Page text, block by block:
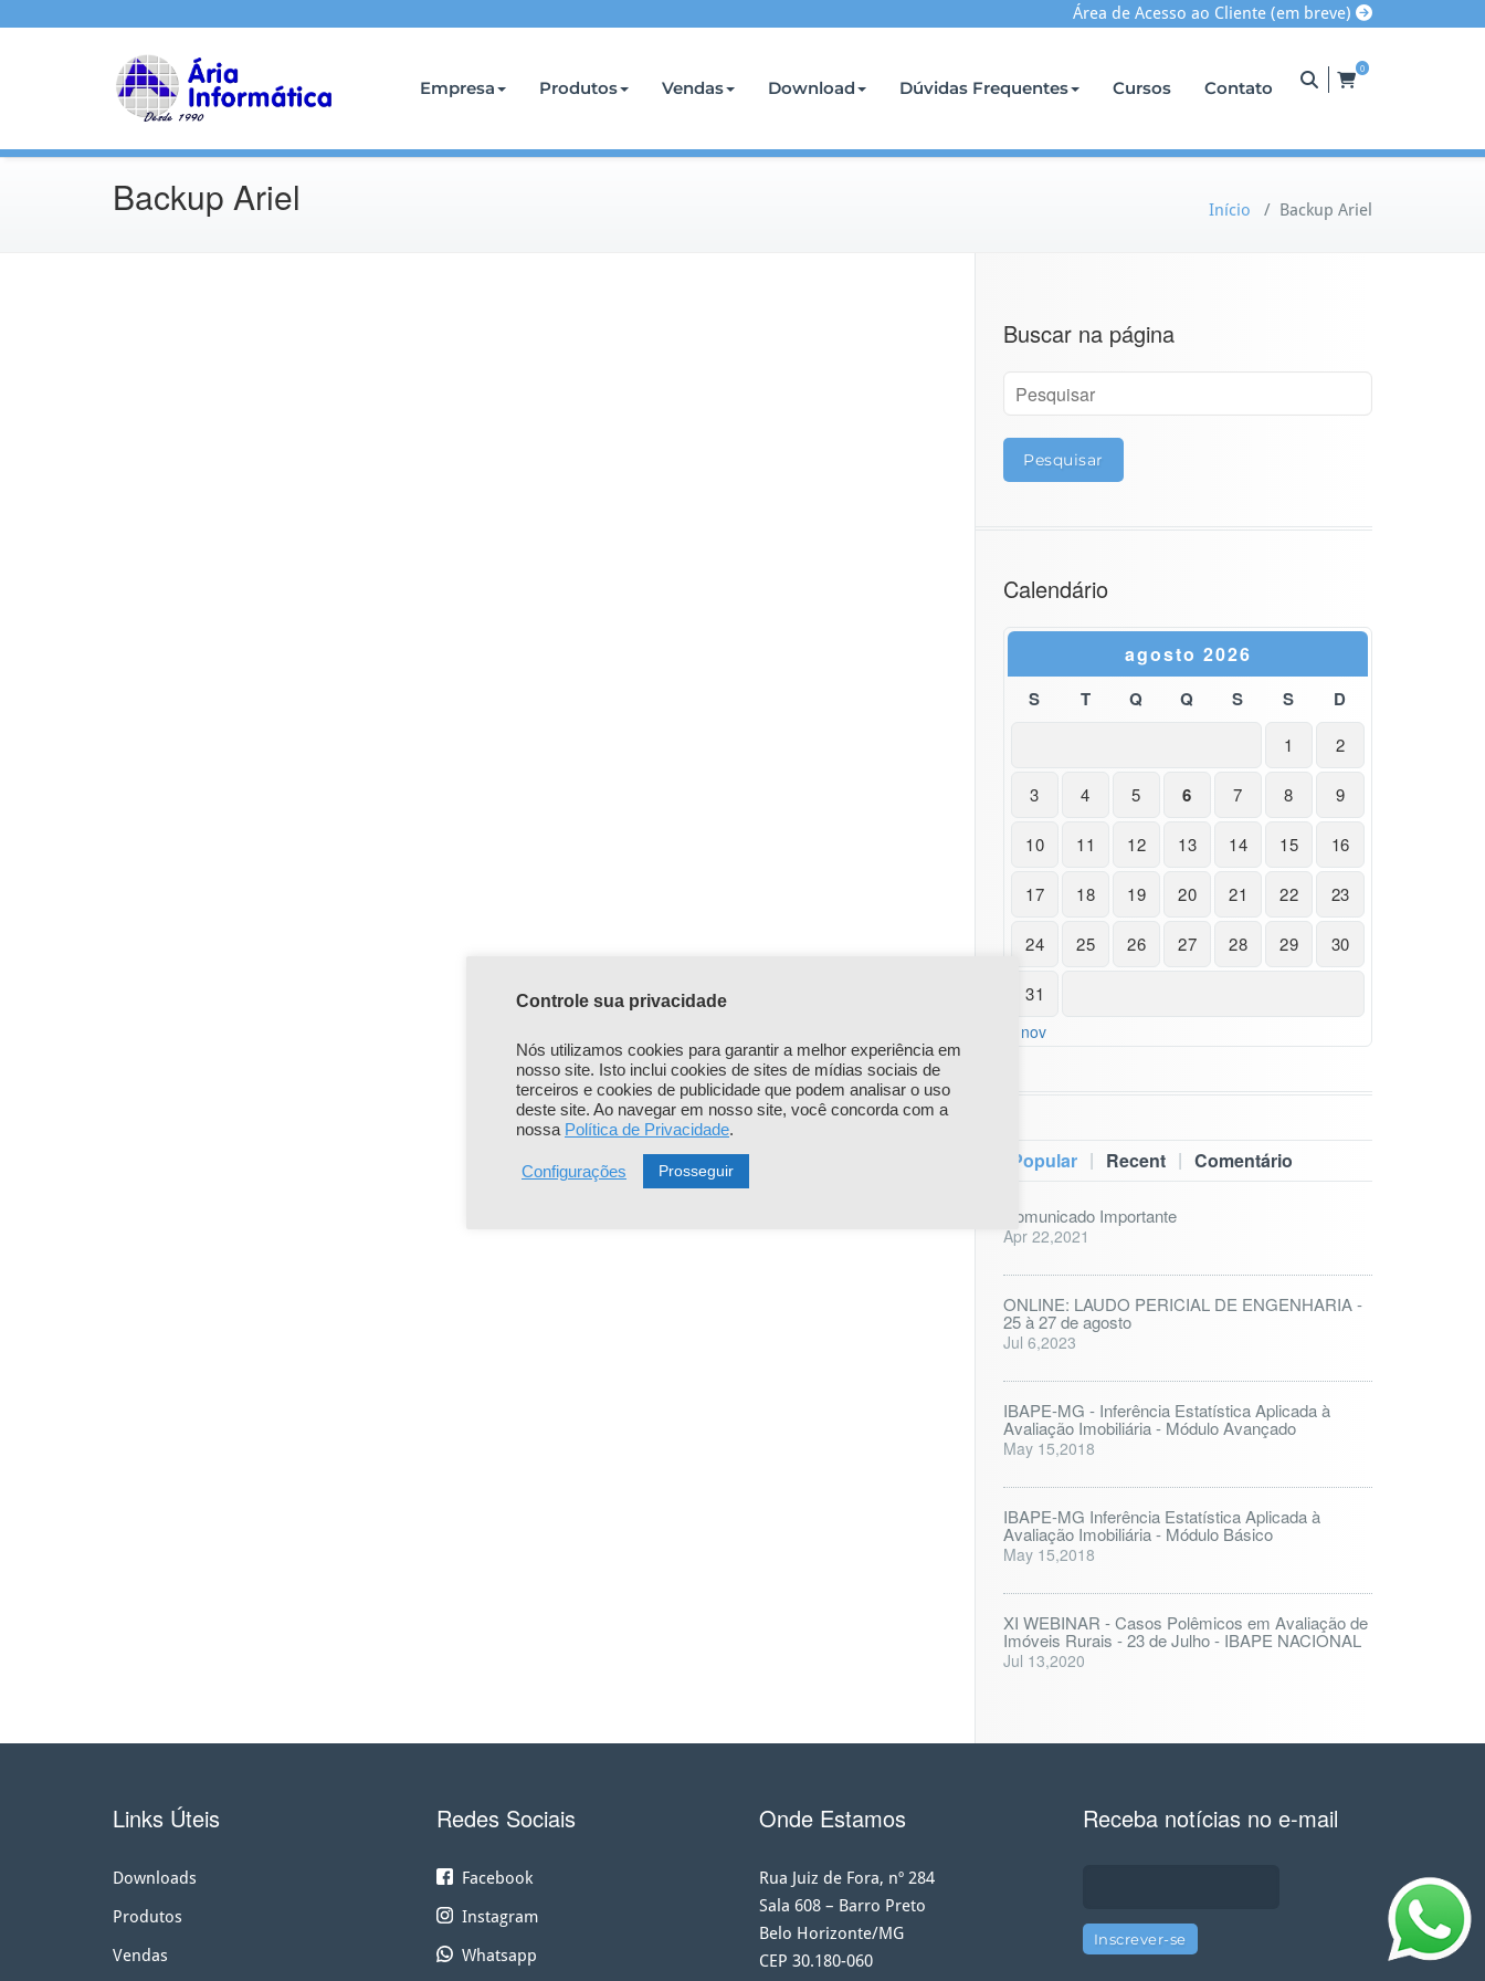
Área de Acesso ao Cliente (em breve)
Empresa Produtos Vendas Download Dúvidas Frequentes Cursos Contato
0
Backup Ariel Início / Backup Ariel
Buscar na página
Calendário
agosto 2026
S T Q Q S S D
1 2
3 4 5 6 7 8 9
10 11 12 13 14 15 16
17 18 19 20 21 22 23
24 25 26 27 28 29 30
31
« nov
Popular | Recent | Comentário
Comunicado Importante
Apr 22,2021
ONLINE: LAUDO PERICIAL DE ENGENHARIA -
25 à 27 de agosto
Jul 6,2023
IBAPE-MG - Inferência Estatística Aplicada à
Avaliação Imobiliária - Módulo Avançado
May 15,2018
IBAPE-MG Inferência Estatística Aplicada à
Avaliação Imobiliária - Módulo Básico
May 15,2018
XI WEBINAR - Casos Polêmicos em Avaliação de
Imóveis Rurais - 23 de Julho - IBAPE NACIONAL
Jul 13,2020
Links Úteis
Downloads
Produtos
Vendas
Redes Sociais
Facebook
Instagram
Whatsapp
Onde Estamos
Rua Juiz de Fora, nº 284
Sala 608 – Barro Preto
Belo Horizonte/MG
CEP 30.180-060
Receba notícias no e-mail
Controle sua privacidade
Nós utilizamos cookies para garantir a melhor experiência em
nosso site. Isto inclui cookies de sites de mídias sociais de
terceiros e cookies de publicidade que podem analisar o uso
deste site. Ao navegar em nosso site, você concorda com a
nossa Política de Privacidade.
Configurações Prosseguir